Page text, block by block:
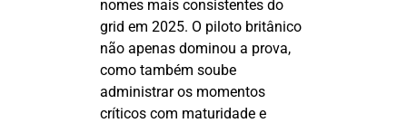
nomes mais consistentes do
grid em 2025. O piloto britânico
não apenas dominou a prova,
como também soube
administrar os momentos
críticos com maturidade e